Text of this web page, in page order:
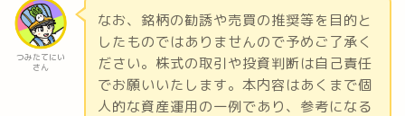
つみたてにい
さん
なお、銘柄の勧誘や売買の推奨等を目的と
したものではありませんので予めご了承く
ださい。株式の取引や投資判断は自己責任
でお願いいたします。本内容はあくまで個
人的な資産運用の一例であり、参考になる